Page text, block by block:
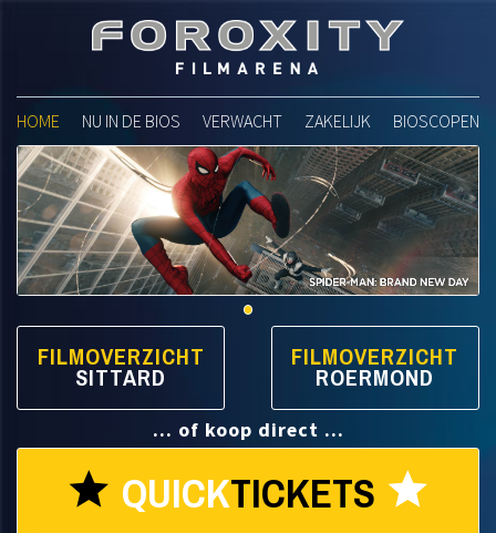
Foroxity Filmarena
HOME NU IN DE BIOS VERWACHT ZAKELIJK BIOSCOPEN
FILMOVERZICHT
SITTARD FILMOVERZICHT
ROERMOND
... of koop direct ...
star QUICKTICKETS star